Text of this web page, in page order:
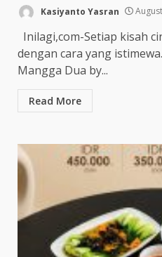
Kasiyanto Yasran
Inilagi,com-Setiap kisah
dengan cara yang
Mangga Dua by...
Read More